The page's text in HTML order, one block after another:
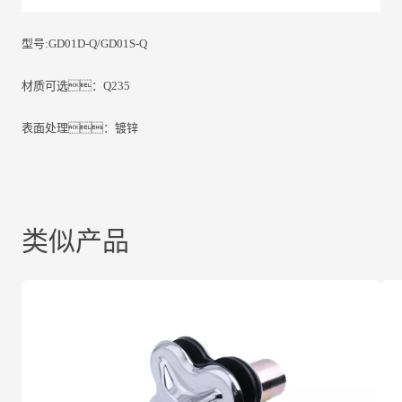
型号:GD01D-Q/GD01S-Q
材质可选：Q235
表面处理：镀锌
类似产品